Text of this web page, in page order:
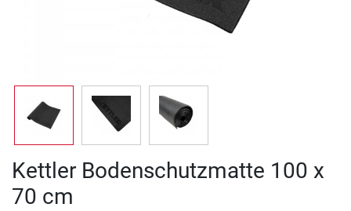
Kettler Bodenschutzmatte 100 x
70 cm